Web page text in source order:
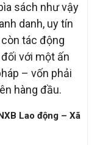
sách như vậy
danh, uy tín
tác động
với một ấn
– vốn phải
hàng đầu.
Lao động – Xã